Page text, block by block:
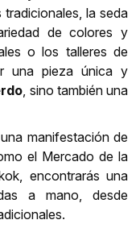
la seda
de colores y
o los talleres de
una pieza única y
, sino también una
manifestación de
el Mercado de la
encontrarás una
a mano, desde